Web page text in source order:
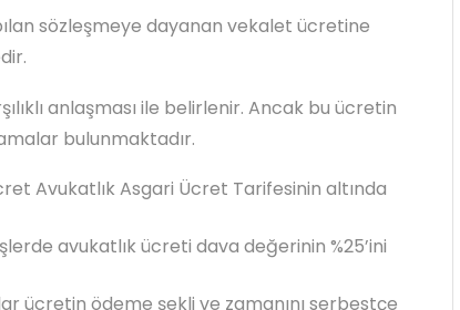
sözleşmeye dayanan vekalet ücretine
anlaşması ile belirlenir. Ancak bu ücretin
bulunmaktadır.
Avukatlık Asgari Ücret Tarifesinin altında
avukatlık ücreti dava değerinin %25’ini
ücretin ödeme şekli ve zamanını serbestçe